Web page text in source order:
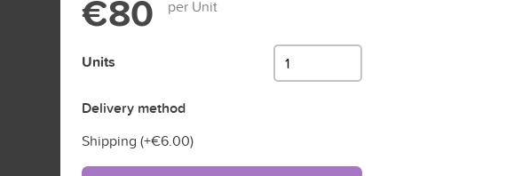
€80 per Unit
Units
Delivery method
Shipping (+€6.00)